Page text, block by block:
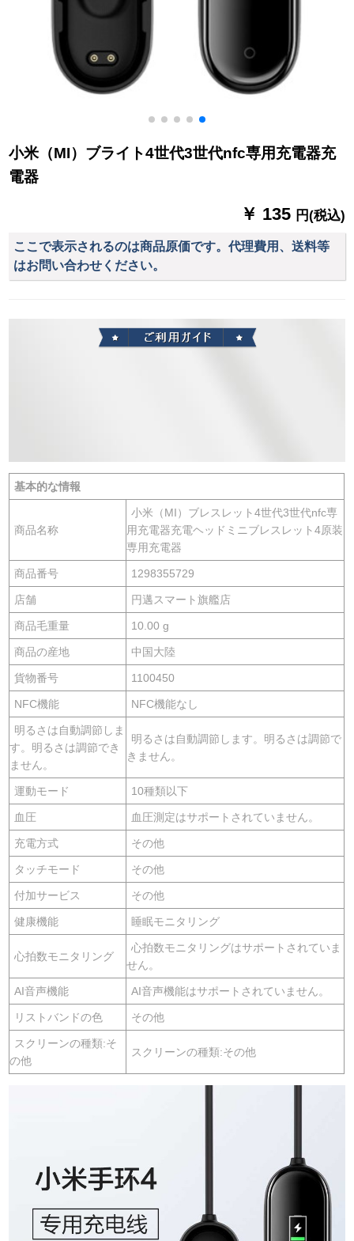
小米（MI）ブライト4世代3世代nfc専用充電器充
電器
￥ 135 円(税込)
ここで表示されるのは商品原価です。代理費用、送料等
はお問い合わせください。
基本的な情報
商品名称
小米（MI）ブレスレット4世代3世代nfc専
用充電器充電ヘッドミニブレスレット4原装
専用充電器
商品番号 1298355729
店舗 円邁スマート旗艦店
商品毛重量 10.00 g
商品の産地 中国大陸
貨物番号 1100450
NFC機能 NFC機能なし
明るさは自動調節しま
す。明るさは調節でき
ません。
明るさは自動調節します。明るさは調節で
きません。
運動モード 10種類以下
血圧 血圧測定はサポートされていません。
充電方式 その他
タッチモード その他
付加サービス その他
健康機能 睡眠モニタリング
心拍数モニタリング
心拍数モニタリングはサポートされていま
せん。
AI音声機能 AI音声機能はサポートされていません。
リストバンドの色 その他
スクリーンの種類:そ
の他
スクリーンの種類:その他